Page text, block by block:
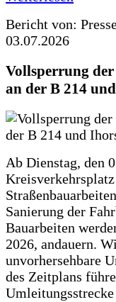
Bericht von:
03.07.2026
Vollsperrung
an der B 214
Ab Dienstag, den
Sanierung der
Bauarbeiten
2026, andauern.
unvorhersehbare
des Zeitplans
Umleitungsstrecke